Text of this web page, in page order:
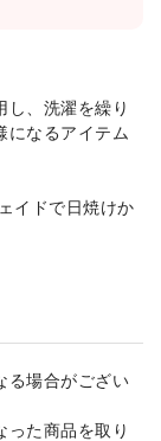
し、洗濯を繰り
になるアイテム
イドで日焼けか
る場合がござい
た商品を取り